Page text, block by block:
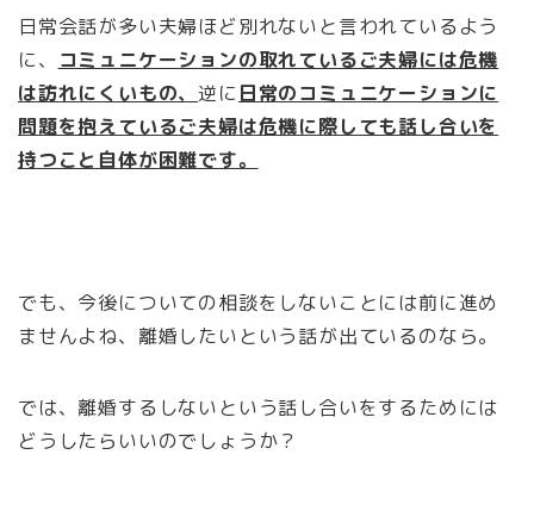
日常会話が多い夫婦ほど別れないと言われているよう
に、
コミュニケーションの取れているご夫婦には危機
は訪れにくいもの、 逆に 日常のコミュニケーションに
問題を抱えているご夫婦は危機に際しても話し合いを
持つこと自体が困難です。
でも、今後についての相談をしないことには前に進め
ませんよね、離婚したいという話が出ているのなら。
では、離婚するしないという話し合いをするためには
どうしたらいいのでしょうか？